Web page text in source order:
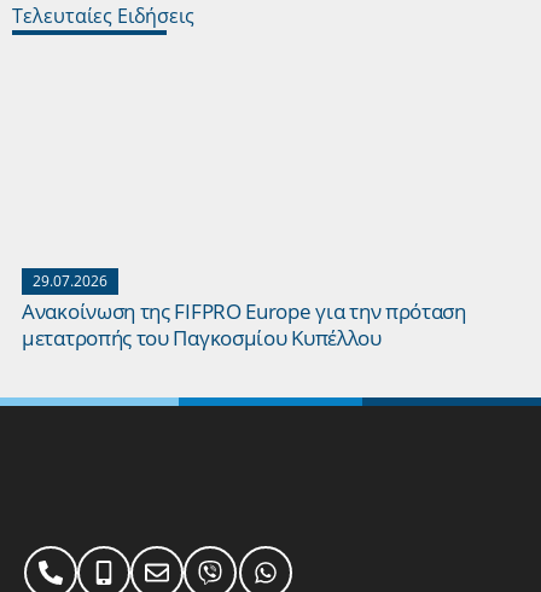
Τελευταίες Ειδήσεις
29.07.2026
Ανακοίνωση της FIFPRO Europe για την πρόταση
μετατροπής του Παγκοσμίου Κυπέλλου